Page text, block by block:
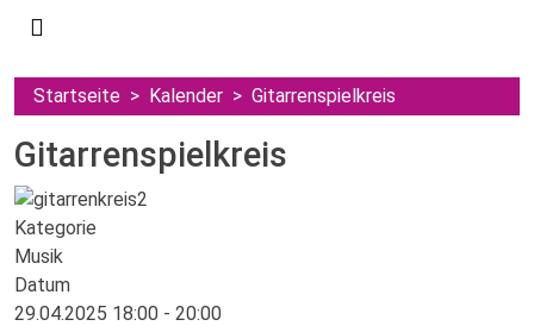
Startseite Kalender Gitarrenspielkreis
Gitarrenspielkreis
Kategorie
Musik
Datum
29.04.2025 18:00 - 20:00